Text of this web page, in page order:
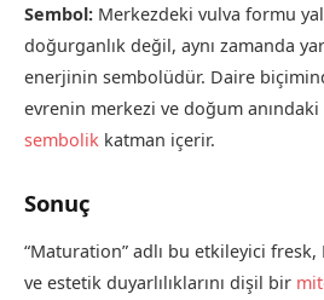
Sembol: Merkezdeki vulva formu
doğurganlık değil, aynı zamanda
enerjinin sembolüdür. Daire
evrenin merkezi ve doğum
sembolik katman içerir.
Sonuç
“Maturation” adlı bu etkileyici fresk,
ve estetik duyarlılıklarını dişil bir